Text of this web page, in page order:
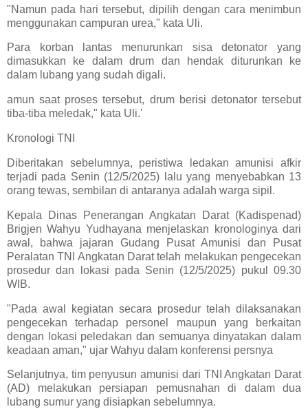
"Namun pada hari tersebut, dipilih dengan cara menimbun
menggunakan campuran urea," kata Uli.
Para korban lantas menurunkan sisa detonator yang
dimasukkan ke dalam drum dan hendak diturunkan ke
dalam lubang yang sudah digali.
amun saat proses tersebut, drum berisi detonator tersebut
tiba-tiba meledak," kata Uli.'
Kronologi TNI
Diberitakan sebelumnya, peristiwa ledakan amunisi afkir
terjadi pada Senin (12/5/2025) lalu yang menyebabkan 13
orang tewas, sembilan di antaranya adalah warga sipil.
Kepala Dinas Penerangan Angkatan Darat (Kadispenad)
Brigjen Wahyu Yudhayana menjelaskan kronologinya dari
awal, bahwa jajaran Gudang Pusat Amunisi dan Pusat
Peralatan TNI Angkatan Darat telah melakukan pengecekan
prosedur dan lokasi pada Senin (12/5/2025) pukul 09.30
WIB.
"Pada awal kegiatan secara prosedur telah dilaksanakan
pengecekan terhadap personel maupun yang berkaitan
dengan lokasi peledakan dan semuanya dinyatakan dalam
keadaan aman," ujar Wahyu dalam konferensi persnya
Selanjutnya, tim penyusun amunisi dari TNI Angkatan Darat
(AD) melakukan persiapan pemusnahan di dalam dua
lubang sumur yang disiapkan sebelumnya.